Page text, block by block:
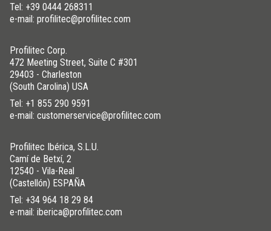
Tel: +39 0444 268311
e-mail: profilitec@profilitec.com
Profilitec Corp.
472 Meeting Street, Suite C #301
29403 - Charleston
(South Carolina) USA
Tel: +1 855 290 9591
e-mail: customerservice@profilitec.com
Profilitec Ibérica, S.L.U.
Camí de Betxí, 2
12540 - Vila-Real
(Castellón) ESPAÑA
Tel: +34 964 18 29 84
e-mail: iberica@profilitec.com